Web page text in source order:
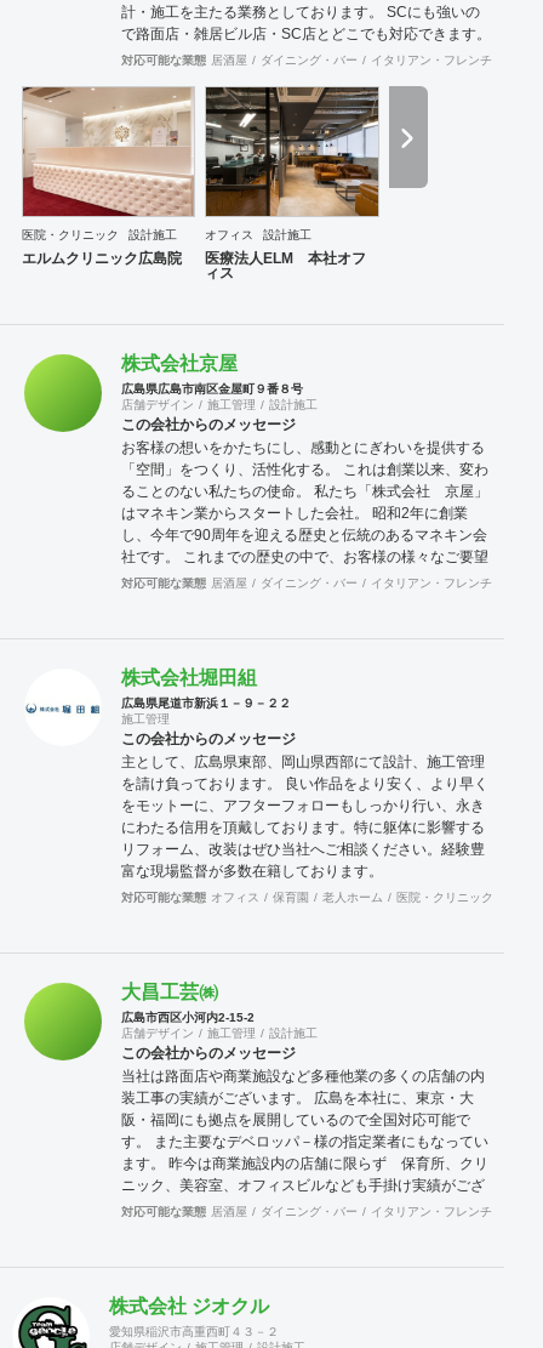
計・施工を主たる業務としております。 SCにも強いの
で路面店・雑居ビル店・SC店とどこでも対応できます。
対応可能な業態 居酒屋 ダイニング・バー イタリアン・フレンチ
医院・クリニック 設計施工
エルムクリニック広島院
オフィス 設計施工
医療法人ELM 本社オフ
ィス
株式会社京屋
広島県広島市南区金屋町９番８号
店舗デザイン
施工管理 設計施工
この会社からのメッセージ
お客様の想いをかたちにし、感動とにぎわいを提供する
「空間」をつくり、活性化する。 これは創業以来、変わ
ることのない私たちの使命。 私たち「株式会社 京屋」
はマネキン業からスタートした会社。 昭和2年に創業
し、今年で90周年を迎える歴史と伝統のあるマネキン会
社です。 これまでの歴史の中で、お客様の様々なご要望
にお応えするようになり、現在では、マネキン・什器レ
総合的に幅広く事業を展開しています。 人々が、感動し
心からくつろげる空間。様々な人が集まることで、新た
な出会いとにぎわいが生まれる空間など、私たちは、総
合力で大型商業施設をはじめ各種イベントまで、様々な
「空間」づくりを追及してまいります。 すなわち総合力
による「空間創造事業」と「空間活性化事業」が私たち
京屋の仕事です。
対応可能な業態 居酒屋 ダイニング・バー イタリアン・フレンチ
株式会社堀田組
広島県尾道市新浜１－９－２２
施工管理
この会社からのメッセージ
主として、広島県東部、岡山県西部にて設計、施工管理
を請け負っております。 良い作品をより安く、より早く
をモットーに、アフターフォローもしっかり行い、永き
にわたる信用を頂戴しております。特に躯体に影響する
リフォーム、改装はぜひ当社へご相談ください。経験豊
富な現場監督が多数在籍しております。
対応可能な業態 オフィス 保育園 老人ホーム 医院・クリニック
大昌工芸㈱
広島市西区小河内2-15-2
店舗デザイン
施工管理 設計施工
この会社からのメッセージ
当社は路面店や商業施設など多種他業の多くの店舗の内
装工事の実績がございます。 広島を本社に、東京・大
阪・福岡にも拠点を展開しているので全国対応可能で
す。 また主要なデベロッパ－様の指定業者にもなってい
ます。 昨今は商業施設内の店舗に限らず 保育所、クリ
ニック、美容室、オフィスビルなども手掛け実績がござ
います。 当社はデザインから施工、アフターフォローま
ら施工までがスムーズに進行します。 どうぞよろしくお
願いいたします。
対応可能な業態 居酒屋 ダイニング・バー イタリアン・フレンチ
株式会社 ジオクル
愛知県稲沢市高重西町４３－２